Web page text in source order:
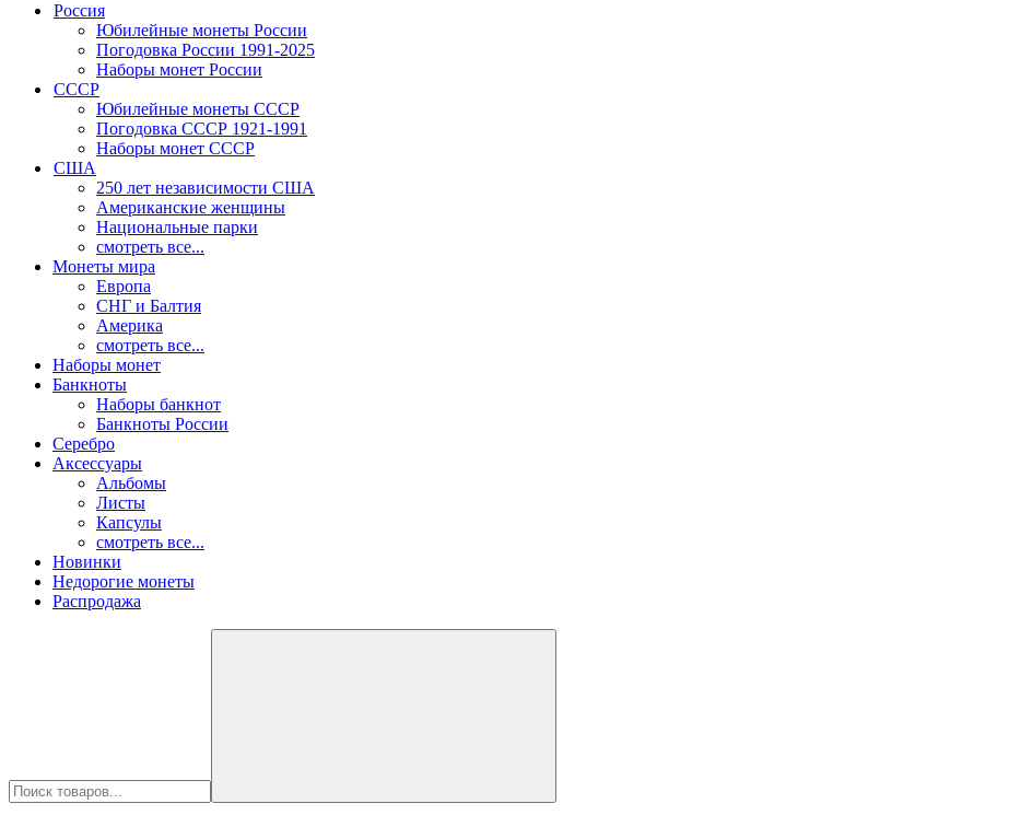
Россия
Юбилейные монеты России
Погодовка России 1991-2025
Наборы монет России
СССР
Юбилейные монеты СССР
Погодовка СССР 1921-1991
Наборы монет СССР
США
250 лет независимости США
Американские женщины
Национальные парки
смотреть все...
Монеты мира
Европа
СНГ и Балтия
Америка
смотреть все...
Наборы монет
Банкноты
Наборы банкнот
Банкноты России
Серебро
Аксессуары
Альбомы
Листы
Капсулы
смотреть все...
Новинки
Недорогие монеты
Распродажа